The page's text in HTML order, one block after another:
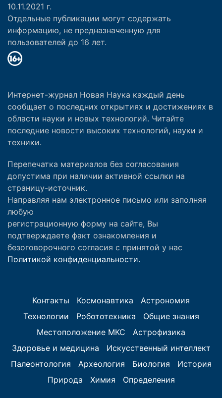
10.11.2021 г.
Отдельные публикации могут содержать
информацию, не предназначенную для
пользователей до 16 лет.
Интернет-журнал Новая Наука каждый день
сообщает о последних открытиях и достижениях в
области науки и новых технологий. Читайте
последние новости высоких технологий, науки и
техники.
Перепечатка материалов без согласования
допустима при наличии активной ссылки на
страницу-источник.
Направляя нам электронное письмо или заполняя
любую
регистрационную форму на сайте, Вы
подтверждаете факт ознакомления и
безоговорочного согласия с принятой у нас
Политикой конфиденциальности.
Контакты Космонавтика
Астрономия
Технологии
Робототехника
Общие знания
Местоположение МКС
Астрофизика
Здоровье и медицина
Искусственный интеллект
Палеонтология
Археология Биология
История
Природа
Химия Определения